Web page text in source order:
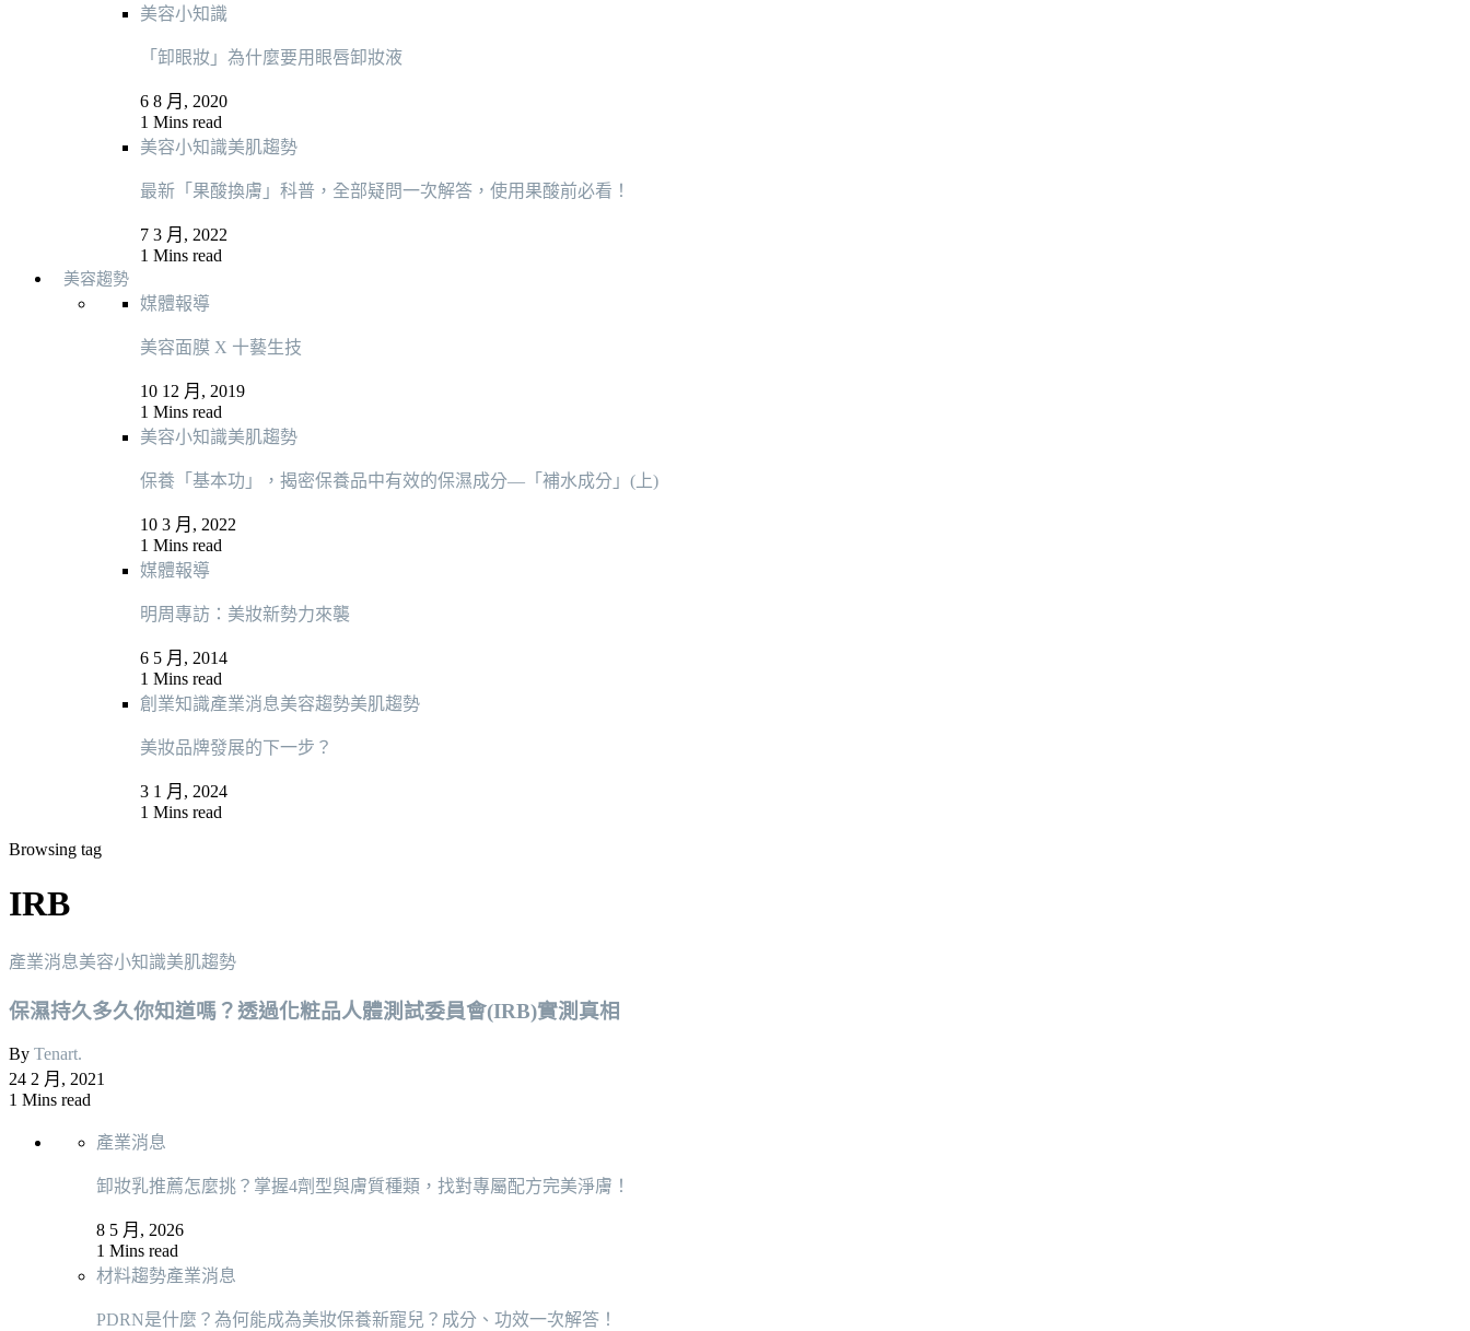
美容小知識
「卸眼妝」為什麼要用眼唇卸妝液
6 8 月, 2020
1 Mins read
美容小知識美肌趨勢
最新「果酸換膚」科普，全部疑問一次解答，使用果酸前必看！
7 3 月, 2022
1 Mins read
美容趨勢
媒體報導
美容面膜 X 十藝生技
10 12 月, 2019
1 Mins read
美容小知識美肌趨勢
保養「基本功」，揭密保養品中有效的保濕成分—「補水成分」(上)
10 3 月, 2022
1 Mins read
媒體報導
明周專訪：美妝新勢力來襲
6 5 月, 2014
1 Mins read
創業知識產業消息美容趨勢美肌趨勢
美妝品牌發展的下一步？
3 1 月, 2024
1 Mins read
Browsing tag
IRB
產業消息美容小知識美肌趨勢
保濕持久多久你知道嗎？透過化粧品人體測試委員會(IRB)實測真相
By Tenart.
24 2 月, 2021
1 Mins read
產業消息
卸妝乳推薦怎麼挑？掌握4劑型與膚質種類，找對專屬配方完美淨膚！
8 5 月, 2026
1 Mins read
材料趨勢產業消息
PDRN是什麼？為何能成為美妝保養新寵兒？成分、功效一次解答！